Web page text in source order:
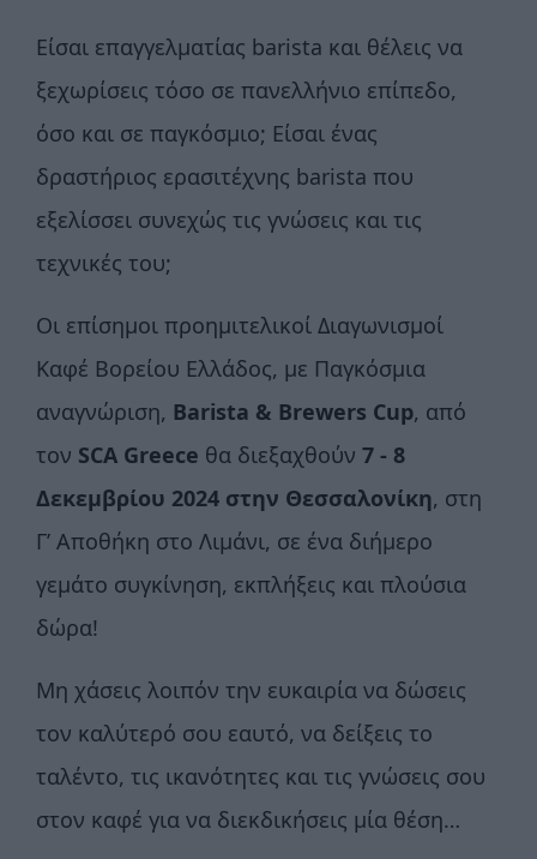
Είσαι επαγγελματίας barista και θέλεις να
ξεχωρίσεις τόσο σε πανελλήνιο επίπεδο,
όσο και σε παγκόσμιο; Είσαι ένας
δραστήριος ερασιτέχνης barista που
εξελίσσει συνεχώς τις γνώσεις και τις
τεχνικές του;
Οι επίσημοι προημιτελικοί Διαγωνισμοί
Καφέ Βορείου Ελλάδος, με Παγκόσμια
αναγνώριση, Barista & Brewers Cup, από
τον SCA Greece θα διεξαχθούν 7 - 8
Δεκεμβρίου 2024 στην Θεσσαλονίκη, στη
Γ’ Αποθήκη στο Λιμάνι, σε ένα διήμερο
γεμάτο συγκίνηση, εκπλήξεις και πλούσια
δώρα!
Μη χάσεις λοιπόν την ευκαιρία να δώσεις
τον καλύτερό σου εαυτό, να δείξεις το
ταλέντο, τις ικανότητες και τις γνώσεις σου
στον καφέ για να διεκδικήσεις μία θέση…